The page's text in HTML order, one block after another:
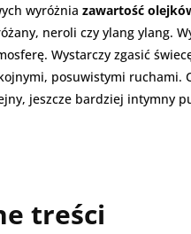
wyróżniazawartość
neroli czy ylang ylang.
Wystarczy zgasić
posuwistymi ruchami.
jeszcze bardziej intymny
treści